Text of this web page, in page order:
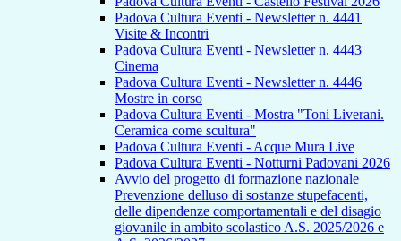
Padova Cultura Eventi - Newsletter n. 4441
Visite & Incontri
Padova Cultura Eventi - Newsletter n. 4443
Cinema
Padova Cultura Eventi - Newsletter n. 4446
Mostre in corso
Padova Cultura Eventi - Mostra "Toni Liverani.
Ceramica come scultura"
Padova Cultura Eventi - Acque Mura Live
Padova Cultura Eventi - Notturni Padovani 2026
Avvio del progetto di formazione nazionale
Prevenzione delluso di sostanze stupefacenti,
delle dipendenze comportamentali e del disagio
giovanile in ambito scolastico A.S. 2025/2026 e